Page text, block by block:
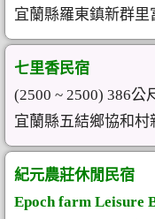
宜蘭縣羅東鎮新群
七里香民宿
(2500 ~ 2500) 386公
宜蘭縣五結鄉協和村
紀元農莊休閒民宿
Epoch farm Leisure